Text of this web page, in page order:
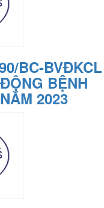
BC-BVĐKCL
BỆNH
2023